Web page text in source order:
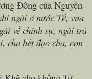
Đông của Nguyễn
ngài ở nước Tề, vua
về chính sự, ngài trả
cha hết đạo cha, con